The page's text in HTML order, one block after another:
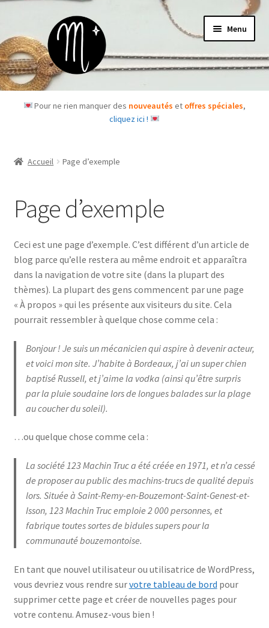
à
la
navigation
au
contenu
Menu
Accueil
Les box
Je m’abonne
J’échange !
Mon compte
Ma Wishlist
Pour ne rien manquer des nouveautéset offres spéciales,
cliquez ici !
Accueil Page d’exemple
Page d’exemple
Ceci est une page d’exemple. C’est différent d’un article de
blog parce qu’elle restera au même endroit et apparaîtra
dans la navigation de votre site (dans la plupart des
thèmes). La plupart des gens commencent par une page
« À propos » qui les présente aux visiteurs du site. Cela
pourrait ressembler à quelque chose comme cela :
Bonjour ! Je suis un mécanicien qui aspire à devenir acteur,
et voici mon site. J’habite à Bordeaux, j’ai un super chien
baptisé Russell, et j’aime la vodka (ainsi qu’être surpris
par la pluie soudaine lors de longues balades sur la plage
au coucher du soleil).
…ou quelque chose comme cela :
La société 123 Machin Truc a été créée en 1971, et n’a cessé
de proposer au public des machins-trucs de qualité depuis
lors. Située à Saint-Remy-en-Bouzemont-Saint-Genest-et-
Isson, 123 Machin Truc emploie 2 000 personnes, et
fabrique toutes sortes de bidules supers pour la
communauté bouzemontoise.
En tant que nouvel utilisateur ou utilisatrice de WordPress,
vous devriez vous rendre survotre tableau de bord pour
supprimer cette page et créer de nouvelles pages pour
votre contenu. Amusez-vous bien !